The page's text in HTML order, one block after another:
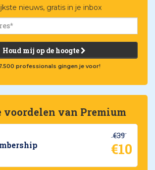
nieuws, gratis in je inbox
Houd mij op de hoogte
professionals gingen je voor!
voordelen van Premium
€39
€10